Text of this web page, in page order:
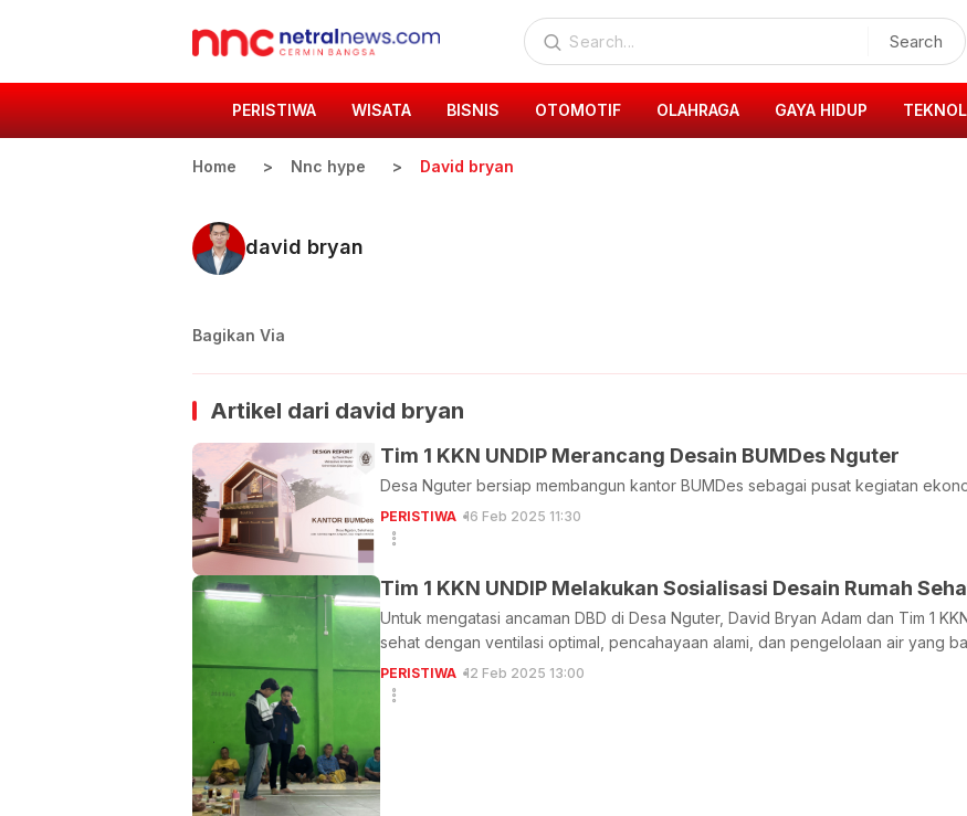
Search
PERISTIWA WISATA BISNIS OTOMOTIF OLAHRAGA GAYA HIDUP
Home Nnc hype David bryan
david bryan
Bagikan Via
Artikel dari david bryan
Tim 1 KKN UNDIP Merancang Desain BUMDes Nguter
Desa Nguter bersiap membangun kantor BUMDes sebagai pusat kegiatan
PERISTIWA 16 Feb 2025 11:30
Tim 1 KKN UNDIP Melakukan Sosialisasi Desain Rumah
Untuk mengatasi ancaman DBD di Desa Nguter, David Bryan Adam dan Tim 1
sehat dengan ventilasi optimal, pencahayaan alami, dan pengelolaan air yang
PERISTIWA 12 Feb 2025 13:00